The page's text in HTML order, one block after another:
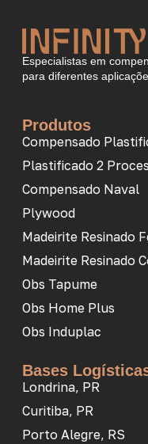
Especialistas em
para diferentes
Produtos
Compensado
Plastificado 2
Compensado Naval
Plywood
Madeirite Resinado
Madeirite Resinado
Obs Tapume
Obs Home Plus
Obs Induplac
Bases
Londrina, PR
Curitiba, PR
Porto Alegre, RS